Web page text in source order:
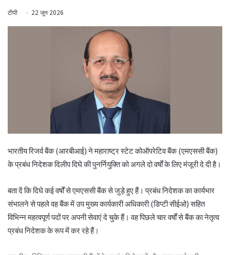
टीपी 22 जून 2026
भारतीय रिजर्व बैंक (आरबीआई) ने महाराष्ट्र स्टेट कोऑपरेटिव बैंक (एमएससी बैंक)
के प्रबंध निदेशक दिलीप दिघे की पुनर्नियुक्ति को अगले दो वर्षों के लिए मंजूरी दे दी है।
बता दें कि दिघे कई वर्षों से एमएससी बैंक से जुड़े हुए हैं। प्रबंध निदेशक का कार्यभार
संभालने से पहले वह बैंक में उप मुख्य कार्यकारी अधिकारी (डिप्टी सीईओ) सहित
विभिन्न महत्वपूर्ण पदों पर अपनी सेवाएं दे चुके हैं। वह पिछले चार वर्षों से बैंक का नेतृत्व
प्रबंध निदेशक के रूप में कर रहे हैं।